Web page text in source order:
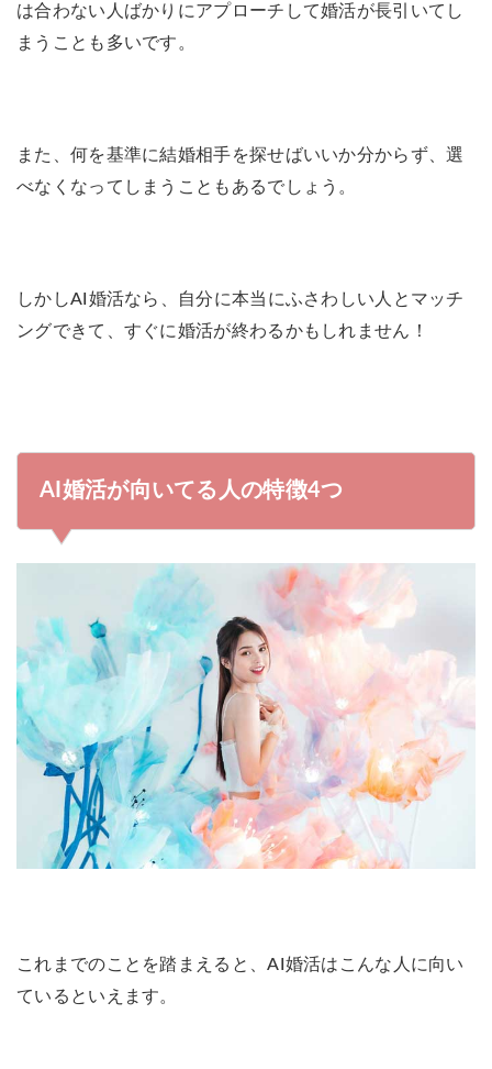
は合わない人ばかりにアプローチして婚活が長引いてし
まうことも多いです。
また、何を基準に結婚相手を探せばいいか分からず、選
べなくなってしまうこともあるでしょう。
しかしAI婚活なら、自分に本当にふさわしい人とマッチ
ングできて、すぐに婚活が終わるかもしれません！
AI婚活が向いてる人の特徴4つ
これまでのことを踏まえると、AI婚活はこんな人に向い
ているといえます。